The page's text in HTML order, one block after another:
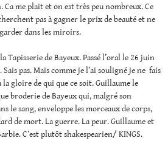
Ca me plait et on est très peu nombreux. Ce
pas à gagner le prix de beauté et ne
dans les miroirs.
Tapisserie de Bayeux. Passé l’oral le 26 juin
pas. Mais comme je l’ai souligné je ne fais
gloire de qui que ce soit. Guillaume le
broderie de Bayeux qui, malgré son
le sang, enveloppe les morceaux de corps,
de mort. La guerre. La peur. Guillaume et
C’est plutôt shakespearien/ KINGS.